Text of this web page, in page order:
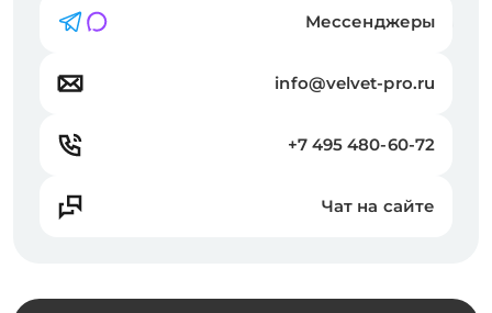
Мессенджеры
info@velvet-pro.ru
+7 495 480-60-72
Чат на сайте